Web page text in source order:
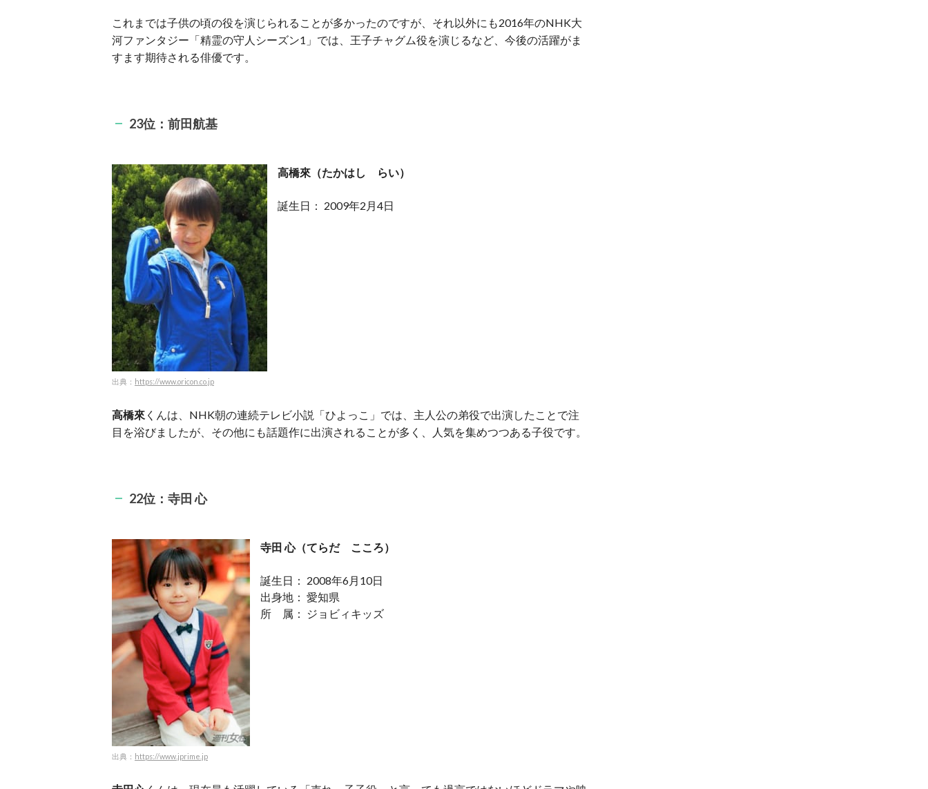
これまでは子供の頃の役を演じられることが多かったのですが、それ以外にも2016年のNHK大
河ファンタジー「精霊の守人シーズン1」では、王子チャグム役を演じるなど、今後の活躍がま
すます期待される俳優です。
23位：前田航基
出典： https://www.oricon.co.jp
高橋來（たかはし らい）
誕生日： 2009年2月4日
高橋來 くんは、NHK朝の連続テレビ小説「ひよっこ」では、主人公の弟役で出演したことで注
目を浴びましたが、その他にも話題作に出演されることが多く、人気を集めつつある子役です。
22位：寺田 心
出典： https://www.jprime.jp
寺田 心（てらだ こころ）
誕生日： 2008年6月10日
出身地： 愛知県
所 属： ジョビィキッズ